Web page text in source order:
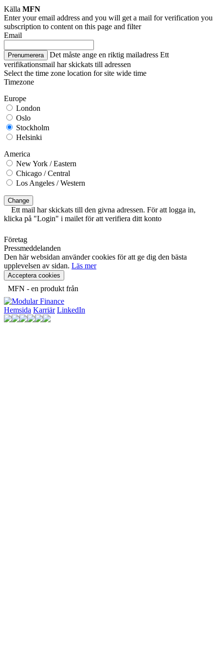
Källa MFN
Enter your email address and you will get a mail for verification you
subscription to content on this page and filter
Email
Prenumerera Det måste ange en riktig mailadress Ett
verifikationsmail har skickats till adressen
Select the time zone location for site wide time
Timezone
Europe
London
Oslo
Stockholm
Helsinki
America
New York / Eastern
Chicago / Central
Los Angeles / Western
Change
Ett mail har skickats till den givna adressen. För att logga in,
klicka på "Login" i mailet för att verifiera ditt konto
Företag
Pressmeddelanden
Den här websidan använder cookies för att ge dig den bästa
upplevelsen av sidan. Läs mer
Acceptera cookies
MFN - en produkt från
Hemsida Karriär LinkedIn